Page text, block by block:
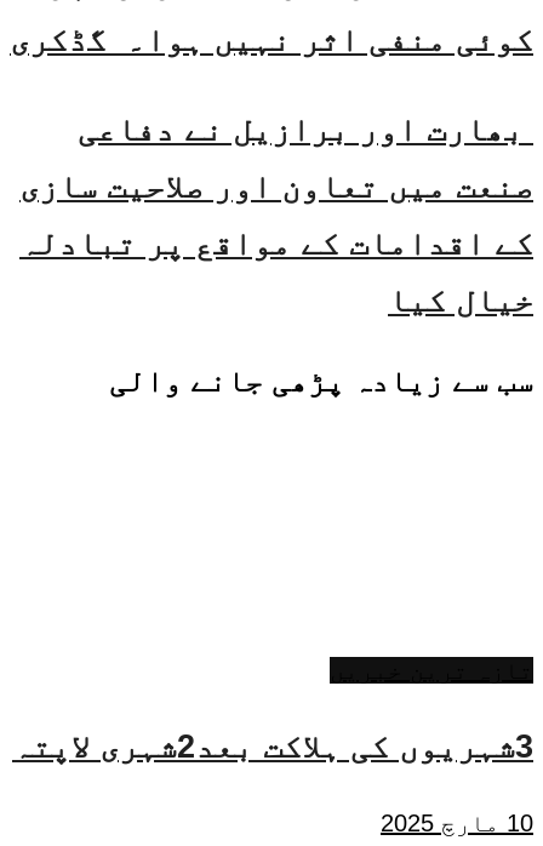
کوئی منفی اثر نہیں ہوا۔ گڈکری
بھارت اور برازیل نے دفاعی
صنعت میں تعاون اور صلاحیت سازی
کے اقدامات کے مواقع پر تبادلہ
خیال کیا
سب سے زیادہ پڑھی جانے والی
3شہریوں کی ہلاکت بعد2شہری لاپتہ
10 مارچ 2025